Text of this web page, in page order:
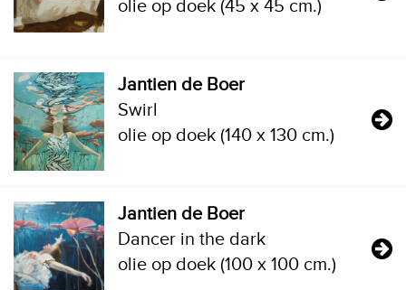
olie op doek (45 x 45 cm.)
Jantien de Boer
Swirl
olie op doek (140 x 130 cm.)
Jantien de Boer
Dancer in the dark
olie op doek (100 x 100 cm.)